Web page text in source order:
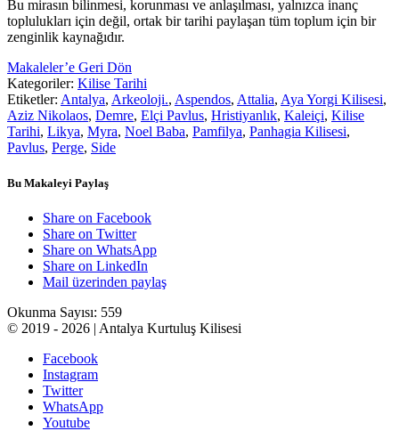
Bu mirasın bilinmesi, korunması ve anlaşılması, yalnızca inanç
toplulukları için değil, ortak bir tarihi paylaşan tüm toplum için bir
zenginlik kaynağıdır.
Makaleler’e Geri Dön
Kategoriler: Kilise Tarihi
Etiketler: Antalya, Arkeoloji., Aspendos, Attalia, Aya Yorgi Kilisesi,
Aziz Nikolaos, Demre, Elçi Pavlus, Hristiyanlık, Kaleiçi, Kilise
Tarihi, Likya, Myra, Noel Baba, Pamfilya, Panhagia Kilisesi,
Pavlus, Perge, Side
Bu Makaleyi Paylaş
Share on Facebook
Share on Twitter
Share on WhatsApp
Share on LinkedIn
Mail üzerinden paylaş
Okunma Sayısı: 559
© 2019 - 2026 | Antalya Kurtuluş Kilisesi
Facebook
Instagram
Twitter
WhatsApp
Youtube